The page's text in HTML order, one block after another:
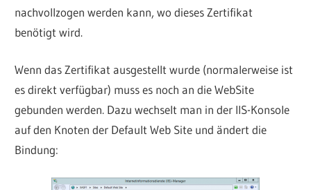
nachvollzogen werden kann, wo dieses Zertifikat
benötigt wird.
Wenn das Zertifikat ausgestellt wurde (normalerweise ist
es direkt verfügbar) muss es noch an die WebSite
gebunden werden. Dazu wechselt man in der IIS-Konsole
auf den Knoten der Default Web Site und ändert die
Bindung: